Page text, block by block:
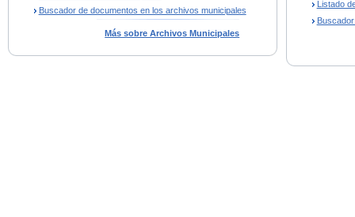
Buscador de documentos en los archivos municipales
Más sobre Archivos Municipales
Listado